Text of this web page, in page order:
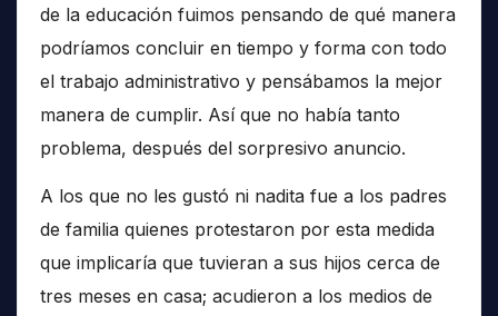
de la educación fuimos pensando de qué manera
podríamos concluir en tiempo y forma con todo
el trabajo administrativo y pensábamos la mejor
manera de cumplir. Así que no había tanto
problema, después del sorpresivo anuncio.
A los que no les gustó ni nadita fue a los padres
de familia quienes protestaron por esta medida
que implicaría que tuvieran a sus hijos cerca de
tres meses en casa; acudieron a los medios de